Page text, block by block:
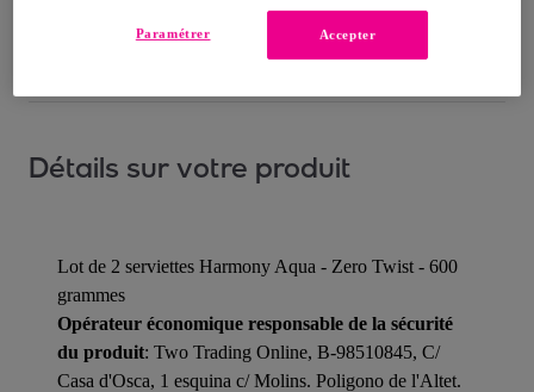
Détails sur votre produit
Lot de 2 serviettes Harmony Aqua - Zero Twist - 600
grammes
Opérateur économique responsable de la sécurité
du produit: Two Trading Online, B-98510845, C/
Casa d'Osca, 1 esquina c/ Molins. Poligono de l'Altet.
Accepter
Paramétrer